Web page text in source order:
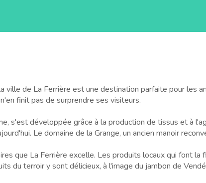
ville de La Ferrière est une destination parfaite pour les
finit pas de surprendre ses visiteurs.
s'est développée grâce à la production de tissus et à
Le domaine de la Grange, un ancien manoir
que La Ferrière excelle. Les produits locaux qui font
du terroir y sont délicieux, à l'image du jambon de